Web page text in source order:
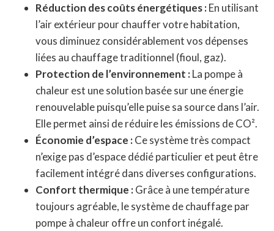
Réduction des coûts énergétiques :En utilisant
l’air extérieur pour chauffer votre habitation,
vous diminuez considérablement vos dépenses
liées au chauffage traditionnel (fioul, gaz).
Protection de l’environnement :La pompe à
chaleur est une solution basée sur une énergie
renouvelable puisqu’elle puise sa source dans l’air.
Elle permet ainsi de réduire les émissions de CO².
Économie d’espace :Ce système très compact
n’exige pas d’espace dédié particulier et peut être
facilement intégré dans diverses configurations.
Confort thermique :Grâce à une température
toujours agréable, le système de chauffage par
pompe à chaleur offre un confort inégalé.